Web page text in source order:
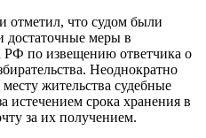
отметил, что судом были
достаточные меры в
РФ по извещению ответчика о
Неоднократно
жительства судебные
истечением срока хранения в
за их получением.